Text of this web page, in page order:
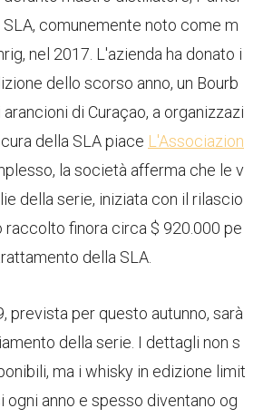
comunemente noto come m
nel 2017. L'azienda ha donato i
dello scorso anno, un Bourb
di Curaçao, a organizzazi
della SLA piace L'Associazion
la società afferma che le v
della serie, iniziata con il rilascio
raccolto finora circa $ 920.000 pe
della SLA.
prevista per questo autunno, sarà
della serie. I dettagli non s
ma i whisky in edizione limit
ogni anno e spesso diventano og